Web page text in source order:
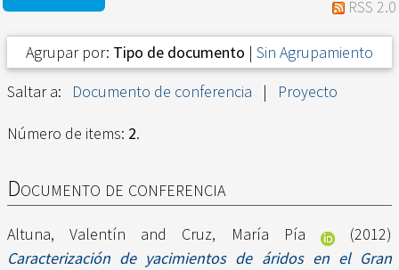
RSS 2.0
Agrupar por: Tipo de documento | Sin Agrupamiento
Saltar a:
Documento de conferencia | Proyecto
Número de items: 2.
Documento de conferencia
Altuna, Valentín and Cruz, María Pía
(2012)
Caracterización de yacimientos de áridos en el Gran